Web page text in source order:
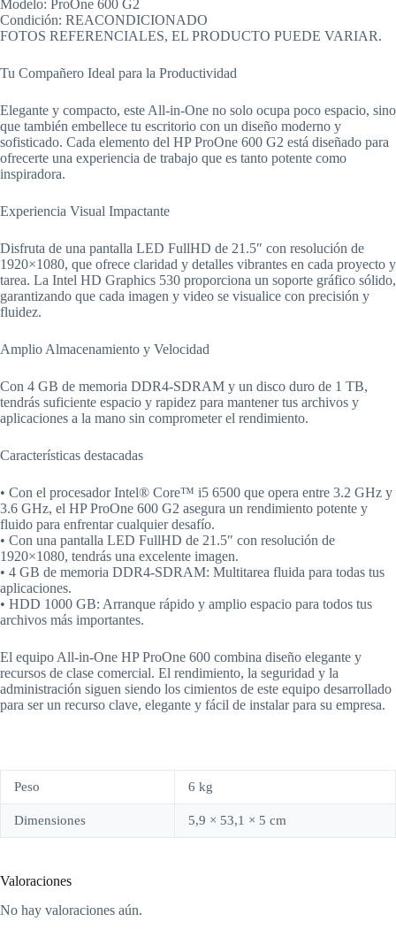
Modelo: ProOne 600 G2
Condición: REACONDICIONADO
FOTOS REFERENCIALES, EL PRODUCTO PUEDE VARIAR.
Tu Compañero Ideal para la Productividad
Elegante y compacto, este All-in-One no solo ocupa poco espacio, sino
que también embellece tu escritorio con un diseño moderno y
sofisticado. Cada elemento del HP ProOne 600 G2 está diseñado para
ofrecerte una experiencia de trabajo que es tanto potente como
inspiradora.
Experiencia Visual Impactante
Disfruta de una pantalla LED FullHD de 21.5″ con resolución de
1920×1080, que ofrece claridad y detalles vibrantes en cada proyecto y
tarea. La Intel HD Graphics 530 proporciona un soporte gráfico sólido,
garantizando que cada imagen y video se visualice con precisión y
fluidez.
Amplio Almacenamiento y Velocidad
Con 4 GB de memoria DDR4-SDRAM y un disco duro de 1 TB,
tendrás suficiente espacio y rapidez para mantener tus archivos y
aplicaciones a la mano sin comprometer el rendimiento.
Características destacadas
• Con el procesador Intel® Core™ i5 6500 que opera entre 3.2 GHz y
3.6 GHz, el HP ProOne 600 G2 asegura un rendimiento potente y
fluido para enfrentar cualquier desafío.
• Con una pantalla LED FullHD de 21.5″ con resolución de
1920×1080, tendrás una excelente imagen.
• 4 GB de memoria DDR4-SDRAM: Multitarea fluida para todas tus
aplicaciones.
• HDD 1000 GB: Arranque rápido y amplio espacio para todos tus
archivos más importantes.
El equipo All-in-One HP ProOne 600 combina diseño elegante y
recursos de clase comercial. El rendimiento, la seguridad y la
administración siguen siendo los cimientos de este equipo desarrollado
para ser un recurso clave, elegante y fácil de instalar para su empresa.
Peso 6 kg
Dimensiones 5,9 × 53,1 × 5 cm
Valoraciones
No hay valoraciones aún.